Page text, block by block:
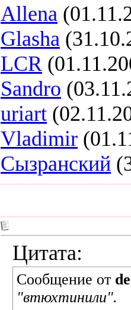
Allena
Glasha
LCR
Sandro
uriart
Vladimir
Сызранский
Цитата:
Сообщение от
"втюхтинили".